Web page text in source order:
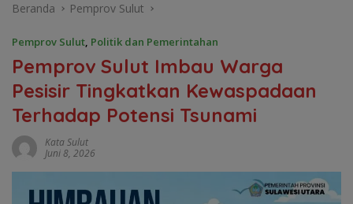
Beranda Pemprov Sulut
Pemprov Sulut, Politik dan Pemerintahan
Pemprov Sulut Imbau Warga
Pesisir Tingkatkan Kewaspadaan
Terhadap Potensi Tsunami
Kata Sulut
Juni 8, 2026